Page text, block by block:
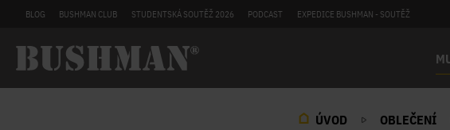
BLOG BUSHMAN CLUB STUDENTSKÁ SOUTĚŽ 2026 PODCAST EXPEDICE BUSHMAN - SOUTĚŽ
ÚVOD OBLEČENÍ